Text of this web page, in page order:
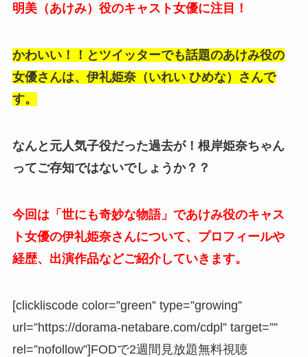
明美（あけみ）役のキャスト女優に注目！
かわいい！！とツイッターでも話題のあけみ役の
女優さんは、伊礼姫奈（いれい ひめな）さんで
す。
なんと元人気子役だった過去が！根岸姫奈ちゃん
ってご存知ではないでしょうか？？
今回は「世にも奇妙な物語」であけみ役のキャス
ト女優の伊礼姫奈さんについて、プロフィールや
経歴、出演作品などご紹介していきます。
[clickliscode color=”green” type=”growing”
url=”https://dorama-netabare.com/cdpl” target=””
rel=”nofollow”]FODで2週間見放題無料視聴